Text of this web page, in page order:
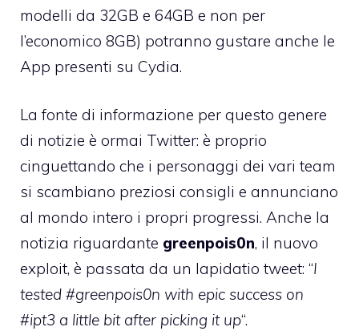
modelli da 32GB e 64GB e non per
l’economico 8GB) potranno gustare anche le
App presenti su Cydia.
La fonte di informazione per questo genere
di notizie è ormai Twitter: è proprio
cinguettando che i personaggi dei vari team
si scambiano preziosi consigli e annunciano
al mondo intero i propri progressi. Anche la
notizia riguardante greenpois0n, il nuovo
exploit, è passata da un lapidatio tweet: “I
tested #greenpois0n with epic success on
#ipt3 a little bit after picking it up“.